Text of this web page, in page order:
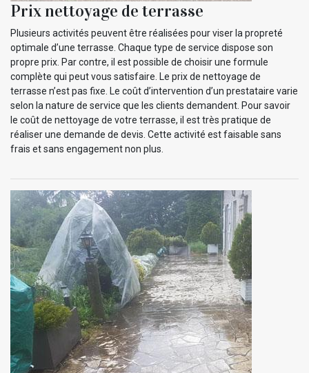
Prix nettoyage de terrasse
Plusieurs activités peuvent être réalisées pour viser la propreté
optimale d’une terrasse. Chaque type de service dispose son
propre prix. Par contre, il est possible de choisir une formule
complète qui peut vous satisfaire. Le prix de nettoyage de
terrasse n’est pas fixe. Le coût d’intervention d’un prestataire varie
selon la nature de service que les clients demandent. Pour savoir
le coût de nettoyage de votre terrasse, il est très pratique de
réaliser une demande de devis. Cette activité est faisable sans
frais et sans engagement non plus.